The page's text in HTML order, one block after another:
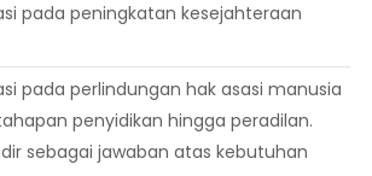
pada peningkatan kesejahteraan
pada perlindungan hak asasi manusia
penyidikan hingga peradilan.
sebagai jawaban atas kebutuhan